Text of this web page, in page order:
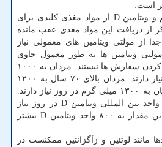
است:
کلسیم و ویتامین D از مواد مغذی کلیدی برای
از دریافت این مواد مغذی عقب مانده
از مولتی ویتامین های معمولی نیاز
مولتی ویتامین ها به طور معمول حاوی
کلسیم کافی برای برآورده کردن سفارش ها نیستند. مردان به ۱۰۰۰
میلی گرم کلسیم در روز نیاز دارند. مردان بالای ۷۰ سال به ۱۲۰۰
میلی گرم در روز و نوجوانان به ۱۳۰۰ میلی گرم در روز نیاز دارند.
مردان همین طور به ۶۰۰ واحد بین المللی ویتامین D در روز نیاز
دارند. بعد از ۷۰ سالگی، این مقدار به ۸۰۰ واحد ویتامین D بیشتر
مانند لوتئین و زآگزانتین ممکنست در